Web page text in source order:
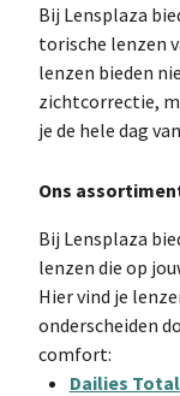
Bij Lensplaza
torische lenzen
lenzen bieden
zichtcorrectie,
je de hele dag
Ons
Bij Lensplaza
lenzen die op
Hier vind je
onderscheiden
comfort:
Dailies